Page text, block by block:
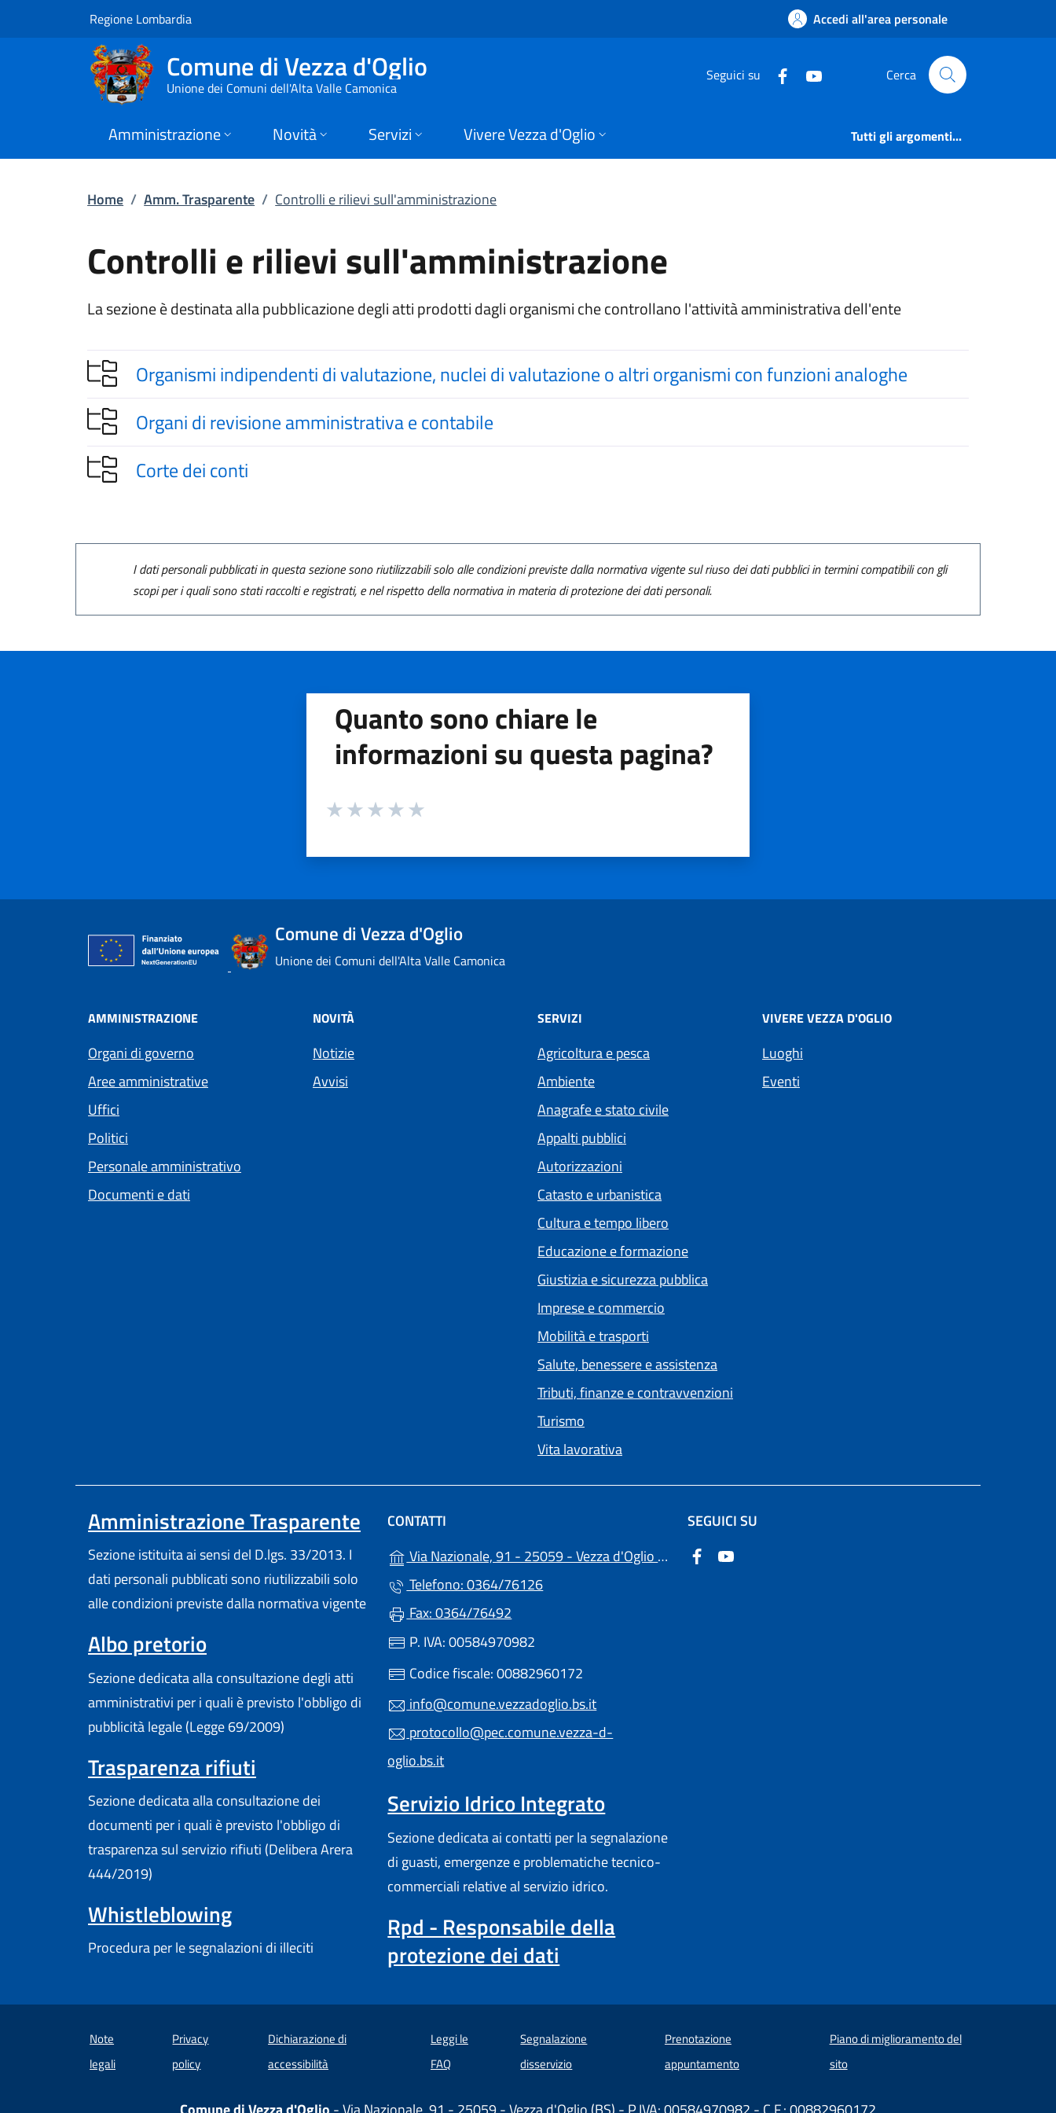
Vai al contenuto principale
Controlli e rilievi sull'amministrazione | Amm. Trasparente |
Regione Lombardia Accedi all'area personale
Comune di Vezza d'Oglio
Unione dei Comuni dell'Alta Valle Camonica
Seguici su Cerca
Amministrazione Novità Servizi Vivere Vezza d'Oglio Tutti gli argomenti...
Home / Amm. Trasparente / Controlli e rilievi sull'amministrazione
Controlli e rilievi sull'amministrazione
La sezione è destinata alla pubblicazione degli atti prodotti dagli organismi che controllano l'attività amministrativa dell'ente
Organismi indipendenti di valutazione, nuclei di valutazione o altri organismi con funzioni analoghe
Organi di revisione amministrativa e contabile
Corte dei conti
I dati personali pubblicati in questa sezione sono riutilizzabili solo alle condizioni previste dalla normativa vigente sul riuso dei dati pubblici in termini compatibili con gli
scopi per i quali sono stati raccolti e registrati, e nel rispetto della normativa in materia di protezione dei dati personali.
Quanto sono chiare le
informazioni su questa pagina?
Valuta da 1 a 5 stelle la pagina
Comune di Vezza d'Oglio
Unione dei Comuni dell'Alta Valle Camonica
AMMINISTRAZIONE
Organi di governo
Aree amministrative
Uffici
Politici
Personale amministrativo
Documenti e dati
NOVITÀ
Notizie
Avvisi
SERVIZI
Agricoltura e pesca
Ambiente
Anagrafe e stato civile
Appalti pubblici
Autorizzazioni
Catasto e urbanistica
Cultura e tempo libero
Educazione e formazione
Giustizia e sicurezza pubblica
Imprese e commercio
Mobilità e trasporti
Salute, benessere e assistenza
Tributi, finanze e contravvenzioni
Turismo
Vita lavorativa
VIVERE VEZZA D'OGLIO
Luoghi
Eventi
Amministrazione Trasparente
Sezione istituita ai sensi del D.lgs. 33/2013. I
dati personali pubblicati sono riutilizzabili solo
alle condizioni previste dalla normativa vigente
Albo pretorio
Sezione dedicata alla consultazione degli atti
amministrativi per i quali è previsto l'obbligo di
pubblicità legale (Legge 69/2009)
Trasparenza rifiuti
Sezione dedicata alla consultazione dei
documenti per i quali è previsto l'obbligo di
trasparenza sul servizio rifiuti (Delibera Arera
444/2019)
Whistleblowing
Procedura per le segnalazioni di illeciti
CONTATTI
Via Nazionale, 91 - 25059 - Vezza d'Oglio (BS)
(apre in un'altra scheda).
Telefono: 0364/76126
Fax: 0364/76492
P. IVA: 00584970982
Codice fiscale: 00882960172
info@comune.vezzadoglio.bs.it
protocollo@pec.comune.vezza-d-
oglio.bs.it
Servizio Idrico Integrato
Sezione dedicata ai contatti per la segnalazione
di guasti, emergenze e problematiche tecnico-
commerciali relative al servizio idrico.
Rpd - Responsabile della
protezione dei dati
SEGUICI SU
Note
legali
Privacy
policy
Dichiarazione di
accessibilità (apre in un'altra scheda).
Leggi le
FAQ
Segnalazione
disservizio
Prenotazione
appuntamento
Piano di miglioramento del
sito